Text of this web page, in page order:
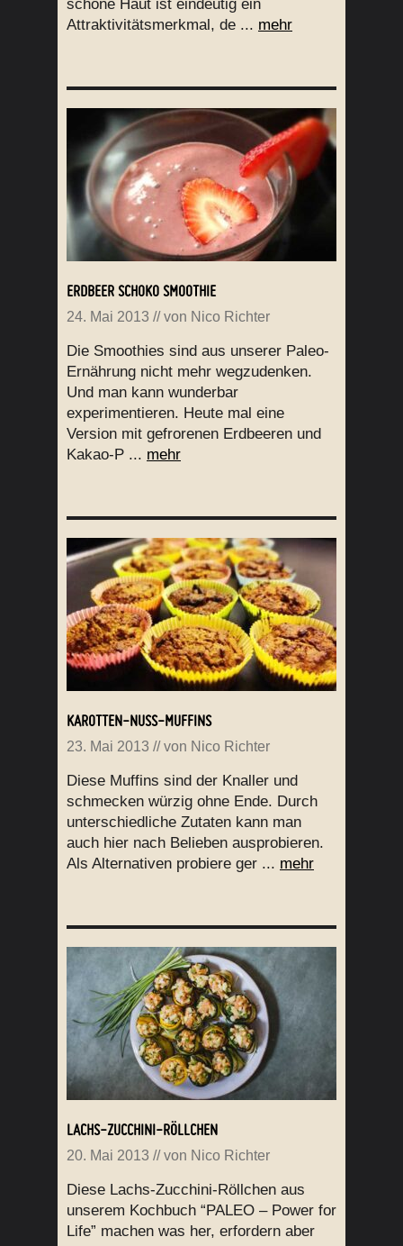
schöne Haut ist eindeutig ein
Attraktivitätsmerkmal, de ... mehr
ERDBEER SCHOKO SMOOTHIE
24. Mai 2013 // von Nico Richter
Die Smoothies sind aus unserer Paleo-
Ernährung nicht mehr wegzudenken.
Und man kann wunderbar
experimentieren. Heute mal eine
Version mit gefrorenen Erdbeeren und
Kakao-P ... mehr
KAROTTEN-NUSS-MUFFINS
23. Mai 2013 // von Nico Richter
Diese Muffins sind der Knaller und
schmecken würzig ohne Ende. Durch
unterschiedliche Zutaten kann man
auch hier nach Belieben ausprobieren.
Als Alternativen probiere ger ... mehr
LACHS-ZUCCHINI-RÖLLCHEN
20. Mai 2013 // von Nico Richter
Diese Lachs-Zucchini-Röllchen aus
unserem Kochbuch “PALEO – Power for
Life” machen was her, erfordern aber